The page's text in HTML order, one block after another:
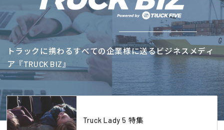
トラックに携わるすべての企業様に送るビジネスメディ
ア『TRUCK BIZ』
Truck Lady 5 特集